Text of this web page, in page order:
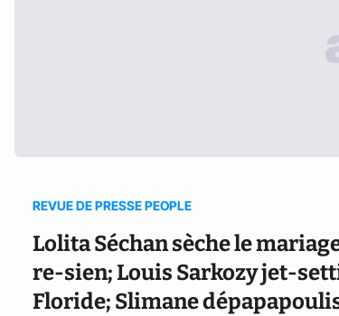
REVUE DE PRESSE PEOPLE
Lolita Séchan sèche le
re-sien; Louis Sarkozy jet-
Floride; Slimane